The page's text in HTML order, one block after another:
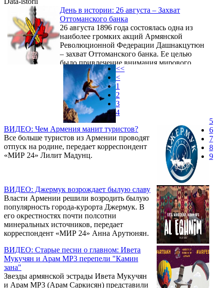
День в истории: 26 августа – Захват
Оттоманского банка
26 августа 1896 года состоялась одна из
наиболее громких акций Армянской
Революционной Федерации Дашнакцутюн
– захват Оттоманского банка. Ее целью
было привлечение внимания мирового
сообщества к Армянскому вопросу после
массовых убийств армян султаном Абдул-
Гамидом II (Геноцид армян 1894-1896 гг.).
ВИДЕО: Чем Армения манит туристов?
Все больше туристов из Армении проводят
отпуск на родине, передает корреспондент
«МИР 24» Лилит Мадунц.
ВИДЕО: Джермук возрождает былую славу
Власти Армении решили возродить былую
популярность города-курорта Джермук. В
его окрестностях почти полсотни
минеральных источников, передает
корреспондент «МИР 24» Анна Арутюнян.
ВИДЕО: Старые песни о главном: Ивета
Мукучян и Арам MP3 перепели "Камин
зана"
Звезды армянской эстрады Ивета Мукучян
и Арам MP3 (Арам Саркисян) представили
<<
<
1
2
3
4
5
6
7
8
9